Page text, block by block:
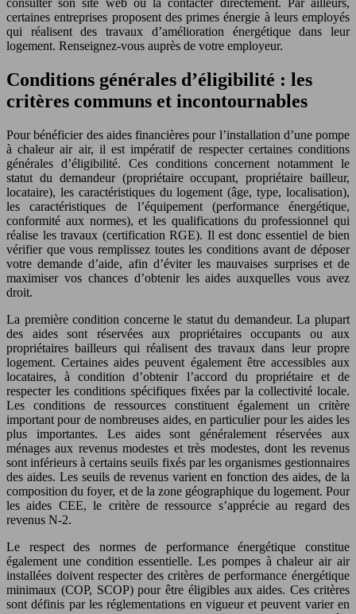
certaines entreprises proposent des primes énergie à leurs employés
qui réalisent des travaux d’amélioration énergétique dans leur
logement. Renseignez-vous auprès de votre employeur.
Conditions générales d’éligibilité : les
critères communs et incontournables
Pour bénéficier des aides financières pour l’installation d’une pompe
à chaleur air air, il est impératif de respecter certaines conditions
générales d’éligibilité. Ces conditions concernent notamment le
statut du demandeur (propriétaire occupant, propriétaire bailleur,
locataire), les caractéristiques du logement (âge, type, localisation),
les caractéristiques de l’équipement (performance énergétique,
conformité aux normes), et les qualifications du professionnel qui
réalise les travaux (certification RGE). Il est donc essentiel de bien
vérifier que vous remplissez toutes les conditions avant de déposer
votre demande d’aide, afin d’éviter les mauvaises surprises et de
maximiser vos chances d’obtenir les aides auxquelles vous avez
droit.
La première condition concerne le statut du demandeur. La plupart
des aides sont réservées aux propriétaires occupants ou aux
propriétaires bailleurs qui réalisent des travaux dans leur propre
logement. Certaines aides peuvent également être accessibles aux
locataires, à condition d’obtenir l’accord du propriétaire et de
respecter les conditions spécifiques fixées par la collectivité locale.
Les conditions de ressources constituent également un critère
important pour de nombreuses aides, en particulier pour les aides les
plus importantes. Les aides sont généralement réservées aux
ménages aux revenus modestes et très modestes, dont les revenus
sont inférieurs à certains seuils fixés par les organismes gestionnaires
des aides. Les seuils de revenus varient en fonction des aides, de la
composition du foyer, et de la zone géographique du logement. Pour
les aides CEE, le critère de ressource s’apprécie au regard des
revenus N-2.
Le respect des normes de performance énergétique constitue
également une condition essentielle. Les pompes à chaleur air air
installées doivent respecter des critères de performance énergétique
minimaux (COP, SCOP) pour être éligibles aux aides. Ces critères
sont définis par les réglementations en vigueur et peuvent varier en